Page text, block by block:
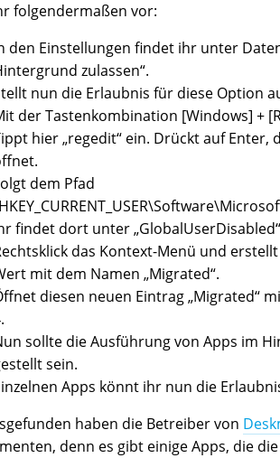
folgendermaßen vor:
den Einstellungen findet ihr unter
zulassen“.
nun die Erlaubnis für diese Option
der Tastenkombination [Windows] +
hier „regedit“ ein. Drückt auf
dem Pfad
findet dort unter
das Kontext-Menü und
mit dem Namen „Migrated“.
diesen neuen Eintrag „Migrated“
sollte die Ausführung von Apps im
sein.
Apps könnt ihr nun die
haben die Betreiber von
denn es gibt einige Apps, die